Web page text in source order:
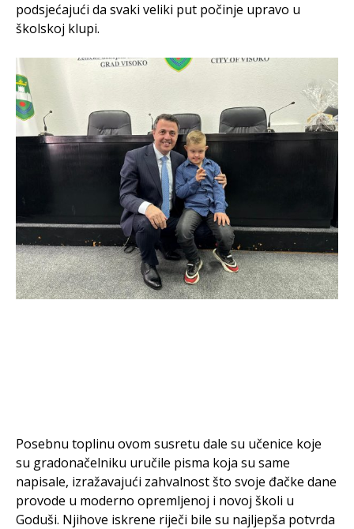
podsjećajući da svaki veliki put počinje upravo u
školskoj klupi.
Posebnu toplinu ovom susretu dale su učenice koje
su gradonačelniku uručile pisma koja su same
napisale, izražavajući zahvalnost što svoje đačke dane
provode u moderno opremljenoj i novoj školi u
Goduši. Njihove iskrene riječi bile su najljepša potvrda